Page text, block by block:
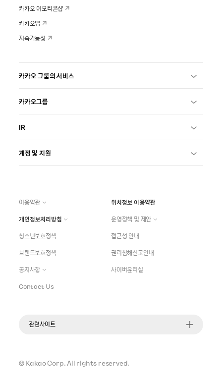
카카오 이모티콘샵
카카오맵
지속가능성
카카오 그룹의 서비스
카카오그룹
IR
계정 및 지원
이용약관
위치정보 이용약관
개인정보처리방침
운영정책 및 제안
청소년보호정책
접근성 안내
브랜드보호정책
권리침해신고안내
공지사항
사이버윤리실
Contact Us
관련사이트
© Kakao Corp.All rights reserved.